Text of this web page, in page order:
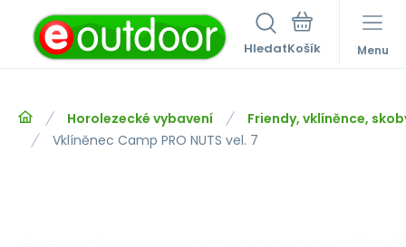
Hledat Menu
Horolezecké vybavení
Friendy, vklíněnce,
Vklíněnec Camp PRO NUTS vel. 7